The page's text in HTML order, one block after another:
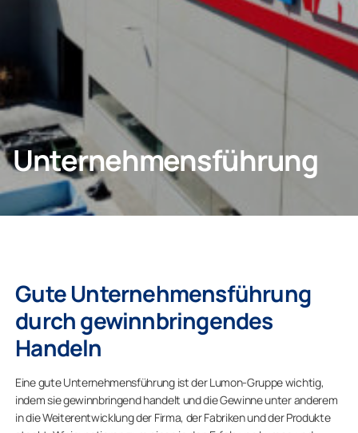
Privatkunden
Geschäftskunden
Unternehmensführung
Gute Unternehmensführung
durch gewinnbringendes
Handeln
Eine gute Unternehmensführung ist der Lumon-Gruppe wichtig,
indem sie gewinnbringend handelt und die Gewinne unter anderem
in die Weiterentwicklung der Firma, der Fabriken und der Produkte